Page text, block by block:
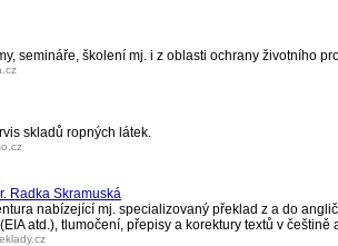
semináře, školení mj. i z oblasti ochrany životního
skladů ropných látek.
Radka Skramuská
nabízející mj. specializovaný překlad z a do
atd.), tlumočení, přepisy a korektury textů v češtině